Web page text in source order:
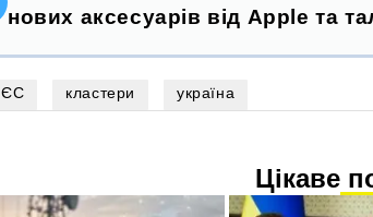
нових аксесуарів від Apple та
ЄС кластери україна
Цікаве